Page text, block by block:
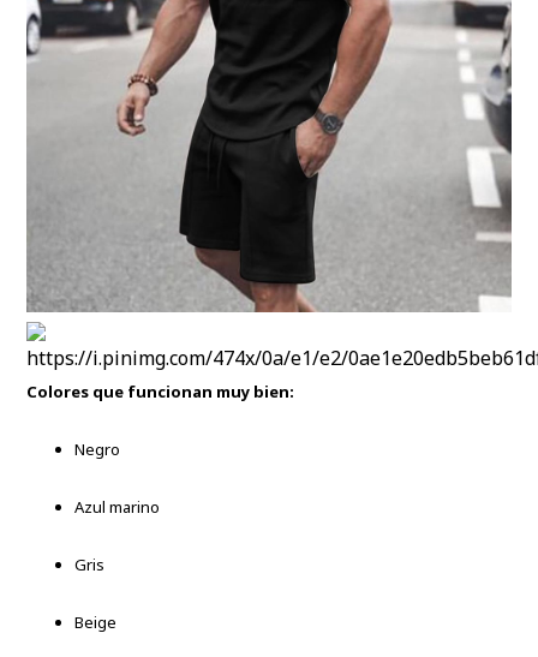
Colores que funcionan muy bien:
Negro
Azul marino
Gris
Beige